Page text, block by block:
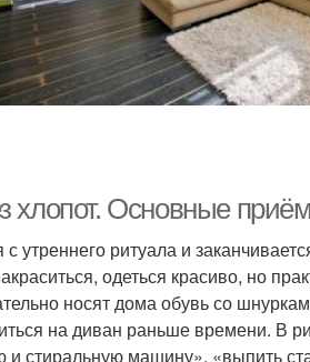
хлопот. Основные
утреннего ритуала и
одеться красиво, но
носят дома обувь со
на диван раньше времени. В
и стиральную машину», «выпить